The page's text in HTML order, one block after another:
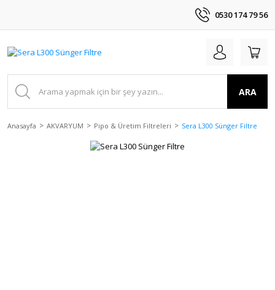
0530 174 79 56
ARA
Anasayfa AKVARYUM Pipo & Üretim Filtreleri Sera L300 Sünger Filtre